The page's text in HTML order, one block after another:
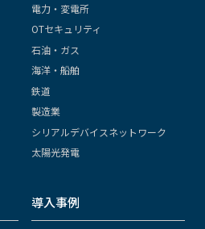
電力・変電所
OTセキュリティ
石油・ガス
海洋・船舶
鉄道
製造業
シリアルデバイスネットワーク
太陽光発電
導入事例